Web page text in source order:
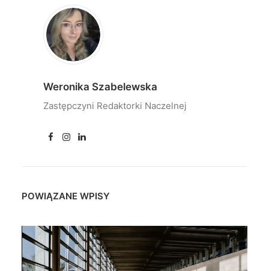
Weronika Szabelewska
Zastępczyni Redaktorki Naczelnej
POWIĄZANE WPISY